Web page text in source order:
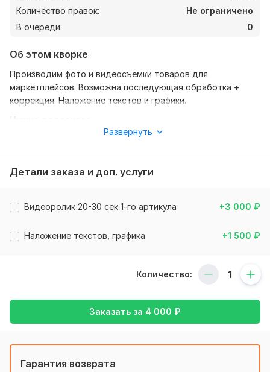
Количество правок:
Не ограничено
В очереди:
0
Об этом кворке
Производим фото и видеосъемки товаров для
маркетплейсов. Возможна последующая обработка +
коррекция. Наложение текстов и графики.
От вас: техническое задание , тексты, товары для съёмок.
Желательно присутствие представителя для быстрого
Развернуть
Детали заказа и доп. услуги
Видеоролик 20-30 сек 1-го артикула +3 000 ₽
Наложение текстов, графика +1 500 ₽
Количество:
Заказать за 4 000 ₽
Гарантия возврата